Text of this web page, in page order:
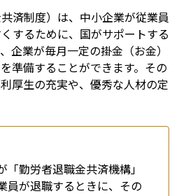
済制度）は、中小企業が従業員
するために、国がサポートする
企業が毎月一定の掛金（お金）
準備することができます。その
厚生の充実や、優秀な人材の定
勤労者退職金共済機構」
員が退職するときに、その